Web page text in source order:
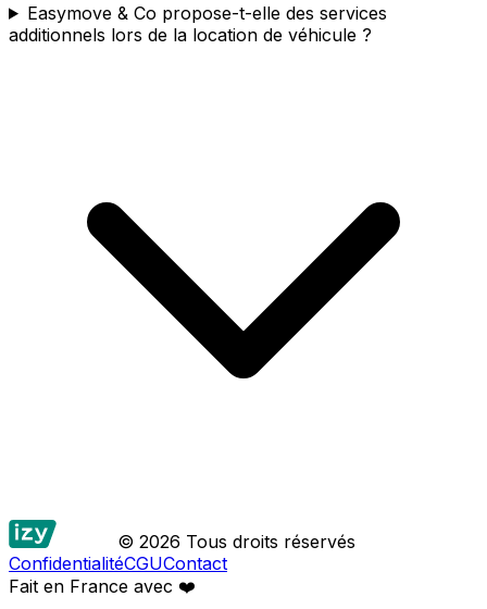
Easymove & Co propose-t-elle des services
additionnels lors de la location de véhicule ?
© 2026 Tous droits réservés
ConfidentialitéCGUContact
Fait en France avec ❤️